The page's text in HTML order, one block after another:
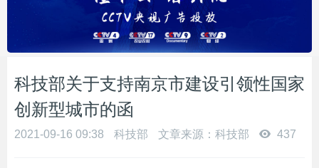
g
a
o
科技部关于支持南京市建设引领性国家
创新型城市的函
2021-09-16 09:38 科技部 文章来源：科技部 437